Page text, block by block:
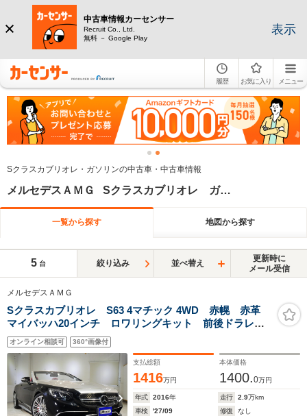
中古車情報カーセンサー
Recruit Co., Ltd.
無料 － Google Play
表示
履歴 お気に入り メニュー
Sクラスカブリオレ・ガソリンの中古車・中古車情報
メルセデスＡＭＧ Sクラスカブリオレ ガソリン
一覧から探す 地図から探す
5 台 絞り込み 並べ替え
更新時に
メール受信
メルセデスＡＭＧ
Sクラスカブリオレ S63 4マチック 4WD 赤幌 赤革
マイバッハ20インチ ロワリングキット 前後ドラレ
コ 2トーンカラー(ブレイドシルバー) 前後低ダストブ
レーキパット
オンライン相談可 360°画像付
支払総額
1416万円
本体価格
1400.0万円
年式 2016年 走行 2.9万km
車検
'27/09 修復
なし